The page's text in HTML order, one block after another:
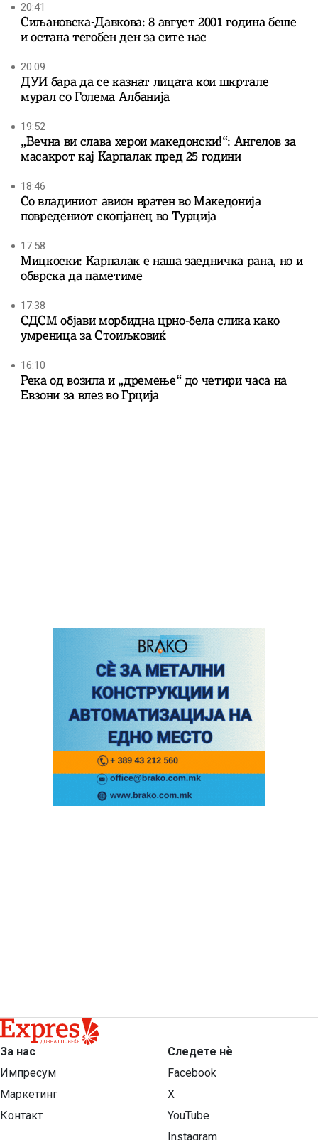
20:41
Сиљановска-Давкова: 8 август 2001 година беше
и остана тегобен ден за сите нас
20:09
ДУИ бара да се казнат лицата кои шкртале
мурал со Голема Албанија
19:52
„Вечна ви слава херои македонски!“: Ангелов за
масакрот кај Карпалак пред 25 години
18:46
Со владиниот авион вратен во Македонија
повредениот скопјанец во Турција
17:58
Мицкоски: Карпалак е наша заедничка рана, но и
обврска да паметиме
17:38
СДСМ објави морбидна црно-бела слика како
умреница за Стоиљковиќ
16:10
Река од возила и „дремење“ до четири часа на
Евзони за влез во Грција
За нас
Импресум
Маркетинг
Контакт
Следете нѐ
Facebook
X
YouTube
Instagram